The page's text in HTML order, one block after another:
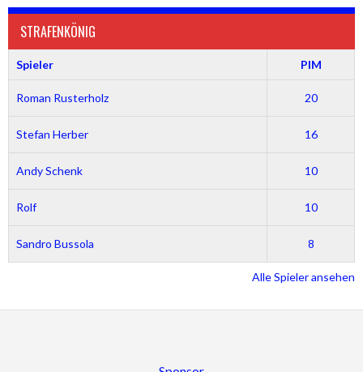
STRAFENKÖNIG
Spieler PIM
Roman Rusterholz 20
Stefan Herber 16
Andy Schenk 10
Rolf 10
Sandro Bussola 8
Alle Spieler ansehen